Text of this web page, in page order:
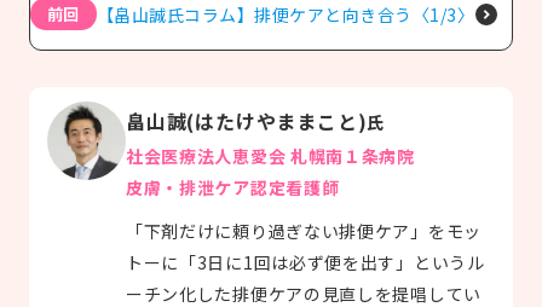
前回 【畠山誠氏コラム】排便ケアと向き合う〈1/3〉
畠山誠(はたけやままこと)氏
社会医療法人恵愛会 札幌南１条病院
皮膚・排泄ケア認定看護師
「下剤だけに頼り過ぎない排便ケア」をモッ
トーに「3日に1回は必ず便を出す」というル
ーチン化した排便ケアの見直しを提唱してい